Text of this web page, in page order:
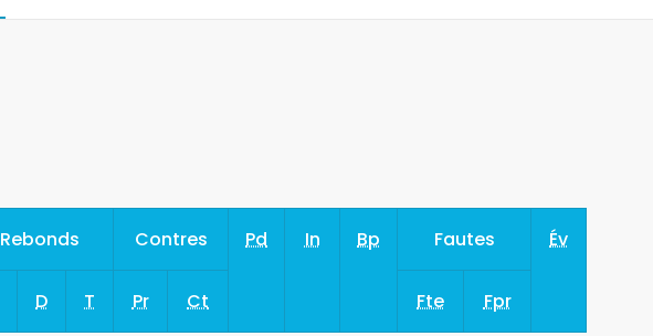
Rebonds Contres Pd In Bp Fautes Év
D T Pr Ct Fte Fpr